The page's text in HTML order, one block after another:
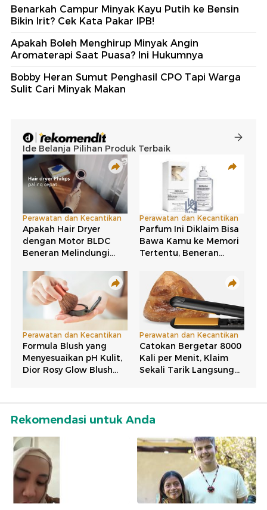
Benarkah Campur Minyak Kayu Putih ke Bensin
Bikin Irit? Cek Kata Pakar IPB!
Apakah Boleh Menghirup Minyak Angin
Aromaterapi Saat Puasa? Ini Hukumnya
Bobby Heran Sumut Penghasil CPO Tapi Warga
Sulit Cari Minyak Makan
Rekomendasi untuk Anda